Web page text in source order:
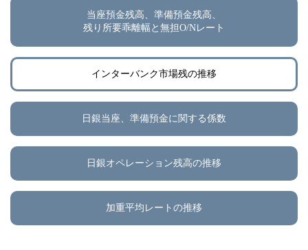
当座預金残高、準備預金残高、
残り所要乖離幅と無担O/Nレート
インターバンク市場残の推移
日銀当座、準備預金に関する係数
日銀オペレーション残高の推移
加重平均レートの推移